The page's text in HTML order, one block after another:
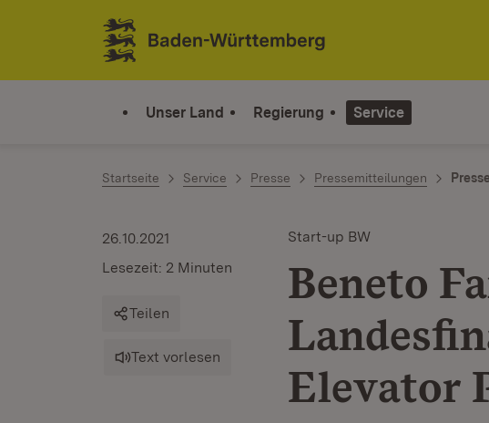
Zum Inhalt springen
Link zur Startseite
Unser Land Regierung Service
Startseite Service Presse Pressemitteilungen
Start-up BW
Beneto
Elevator
26.10.2021
Lesezeit: 2 Minuten
Teilen
Text vorlesen